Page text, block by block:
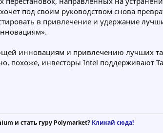
под своим руководством снова
в привлечение и удержание
инновациям и привлечению лучших
похоже, инвесторы Intel поддерживают
и стать гуру Polymarket? Кликай сюда!